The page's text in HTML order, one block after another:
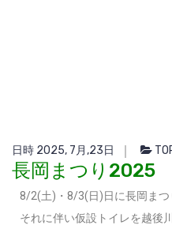
日時 2025, 7月,23日
長岡まつり2025
8/2(土)・8/3(日)日に長岡まつ
それに伴い仮設トイレを越後